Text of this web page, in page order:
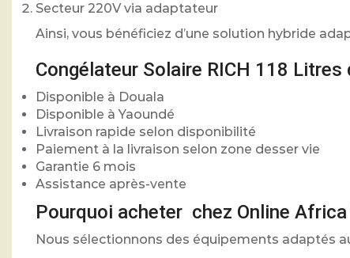
Secteur 220V via adaptateur
Ainsi, vous bénéficiez d’une solution hybride
Congélateur Solaire RICH 118
Disponible à Douala
Disponible à Yaoundé
Livraison rapide selon disponibilité
Paiement à la livraison selon zone desser vie
Garantie 6 mois
Assistance après-vente
Pourquoi acheter chez Online Africa
Nous sélectionnons des équipements adaptés